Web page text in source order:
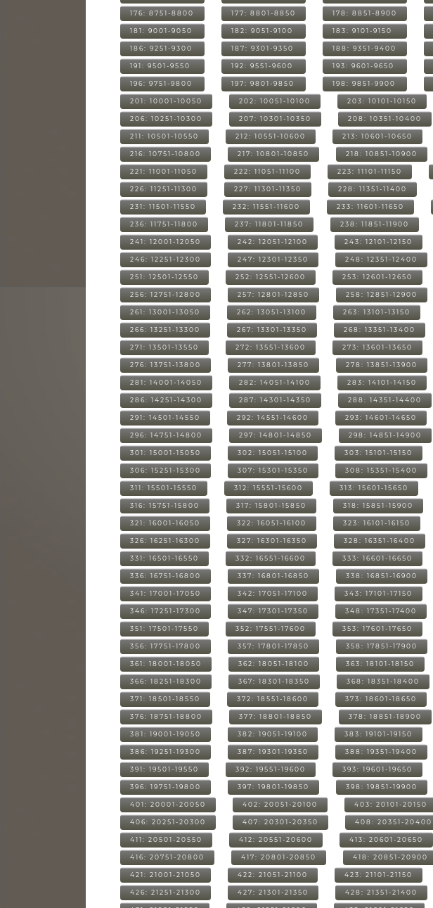
176: 8751-8800 177: 8801-8850 178: 8851-8900
181: 9001-9050 182: 9051-9100 183: 9101-9150
186: 9251-9300 187: 9301-9350 188: 9351-9400
191: 9501-9550 192: 9551-9600 193: 9601-9650
196: 9751-9800 197: 9801-9850 198: 9851-9900
201: 10001-10050 202: 10051-10100 203: 10101-10150
206: 10251-10300 207: 10301-10350 208: 10351-10400
211: 10501-10550 212: 10551-10600 213: 10601-10650
216: 10751-10800 217: 10801-10850 218: 10851-10900
221: 11001-11050 222: 11051-11100 223: 11101-11150
226: 11251-11300 227: 11301-11350 228: 11351-11400
231: 11501-11550 232: 11551-11600 233: 11601-11650
236: 11751-11800 237: 11801-11850 238: 11851-11900
241: 12001-12050 242: 12051-12100 243: 12101-12150
246: 12251-12300 247: 12301-12350 248: 12351-12400
251: 12501-12550 252: 12551-12600 253: 12601-12650
256: 12751-12800 257: 12801-12850 258: 12851-12900
261: 13001-13050 262: 13051-13100 263: 13101-13150
266: 13251-13300 267: 13301-13350 268: 13351-13400
271: 13501-13550 272: 13551-13600 273: 13601-13650
276: 13751-13800 277: 13801-13850 278: 13851-13900
281: 14001-14050 282: 14051-14100 283: 14101-14150
286: 14251-14300 287: 14301-14350 288: 14351-14400
291: 14501-14550 292: 14551-14600 293: 14601-14650
296: 14751-14800 297: 14801-14850 298: 14851-14900
301: 15001-15050 302: 15051-15100 303: 15101-15150
306: 15251-15300 307: 15301-15350 308: 15351-15400
311: 15501-15550 312: 15551-15600 313: 15601-15650
316: 15751-15800 317: 15801-15850 318: 15851-15900
321: 16001-16050 322: 16051-16100 323: 16101-16150
326: 16251-16300 327: 16301-16350 328: 16351-16400
331: 16501-16550 332: 16551-16600 333: 16601-16650
336: 16751-16800 337: 16801-16850 338: 16851-16900
341: 17001-17050 342: 17051-17100 343: 17101-17150
346: 17251-17300 347: 17301-17350 348: 17351-17400
351: 17501-17550 352: 17551-17600 353: 17601-17650
356: 17751-17800 357: 17801-17850 358: 17851-17900
361: 18001-18050 362: 18051-18100 363: 18101-18150
366: 18251-18300 367: 18301-18350 368: 18351-18400
371: 18501-18550 372: 18551-18600 373: 18601-18650
376: 18751-18800 377: 18801-18850 378: 18851-18900
381: 19001-19050 382: 19051-19100 383: 19101-19150
386: 19251-19300 387: 19301-19350 388: 19351-19400
391: 19501-19550 392: 19551-19600 393: 19601-19650
396: 19751-19800 397: 19801-19850 398: 19851-19900
401: 20001-20050 402: 20051-20100 403: 20101-20150
406: 20251-20300 407: 20301-20350 408: 20351-20400
411: 20501-20550 412: 20551-20600 413: 20601-20650
416: 20751-20800 417: 20801-20850 418: 20851-20900
421: 21001-21050 422: 21051-21100 423: 21101-21150
426: 21251-21300 427: 21301-21350 428: 21351-21400